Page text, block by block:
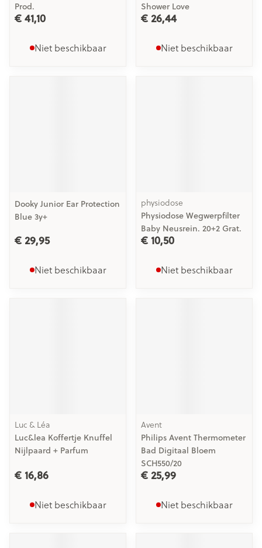
Prod.
€ 41,10
Niet beschikbaar
Shower Love
€ 26,44
Niet beschikbaar
Dooky Junior Ear Protection
Blue 3y+
€ 29,95
Niet beschikbaar
physiodose
Physiodose Wegwerpfilter
Baby Neusrein. 20+2 Grat.
€ 10,50
Niet beschikbaar
Luc & Léa
Luc&lea Koffertje Knuffel
Nijlpaard + Parfum
€ 16,86
Niet beschikbaar
Avent
Philips Avent Thermometer
Bad Digitaal Bloem
SCH550/20
€ 25,99
Niet beschikbaar